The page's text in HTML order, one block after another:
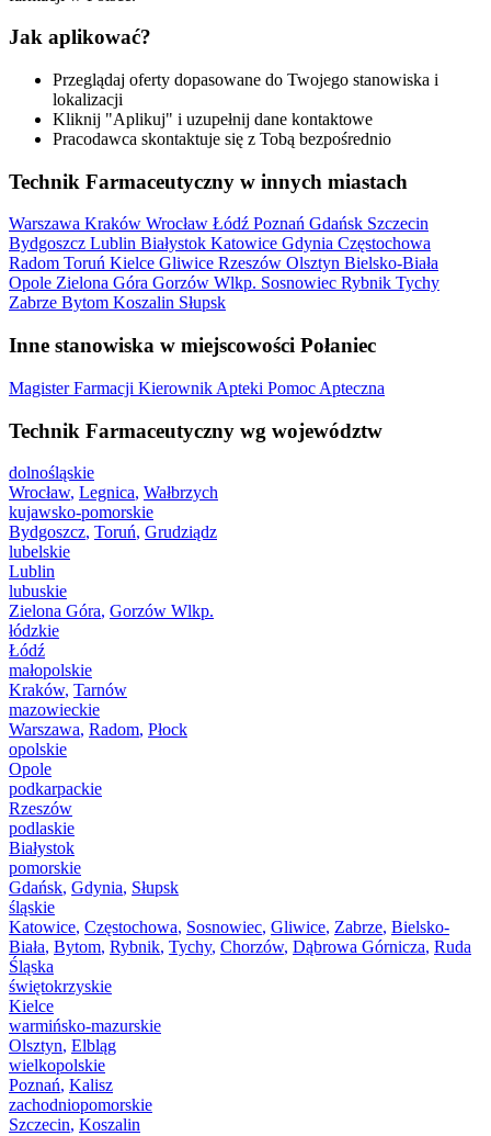
Jak aplikować?
Przeglądaj oferty dopasowane do Twojego stanowiska i
lokalizacji
Kliknij "Aplikuj" i uzupełnij dane kontaktowe
Pracodawca skontaktuje się z Tobą bezpośrednio
Technik Farmaceutyczny w innych miastach
Warszawa Kraków Wrocław Łódź Poznań Gdańsk Szczecin
Bydgoszcz Lublin Białystok Katowice Gdynia Częstochowa
Radom Toruń Kielce Gliwice Rzeszów Olsztyn Bielsko-Biała
Opole Zielona Góra Gorzów Wlkp. Sosnowiec Rybnik Tychy
Zabrze Bytom Koszalin Słupsk
Inne stanowiska w miejscowości Połaniec
Magister Farmacji Kierownik Apteki Pomoc Apteczna
Technik Farmaceutyczny wg województw
dolnośląskie
Wrocław, Legnica, Wałbrzych
kujawsko-pomorskie
Bydgoszcz, Toruń, Grudziądz
lubelskie
Lublin
lubuskie
Zielona Góra, Gorzów Wlkp.
łódzkie
Łódź
małopolskie
Kraków, Tarnów
mazowieckie
Warszawa, Radom, Płock
opolskie
Opole
podkarpackie
Rzeszów
podlaskie
Białystok
pomorskie
Gdańsk, Gdynia, Słupsk
śląskie
Katowice, Częstochowa, Sosnowiec, Gliwice, Zabrze, Bielsko-
Biała, Bytom, Rybnik, Tychy, Chorzów, Dąbrowa Górnicza, Ruda
Śląska
świętokrzyskie
Kielce
warmińsko-mazurskie
Olsztyn, Elbląg
wielkopolskie
Poznań, Kalisz
zachodniopomorskie
Szczecin, Koszalin